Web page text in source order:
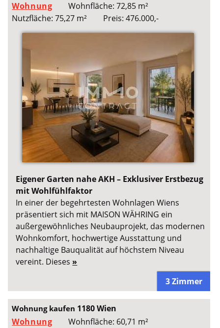
Wohnung
Wohnfläche: 72,85 m²
Nutzfläche: 75,27 m²
Preis: 476.000,-
Eigener Garten nahe AKH – Exklusiver Erstbezug
mit Wohlfühlfaktor
In einer der begehrtesten Wohnlagen Wiens
präsentiert sich mit MAISON WÄHRING ein
außergewöhnliches Neubauprojekt, das modernen
Wohnkomfort, hochwertige Ausstattung und
nachhaltige Bauqualität auf höchstem Niveau
vereint. Dieses »
3 Zimmer
Wohnung kaufen 1180 Wien
Wohnung
Wohnfläche: 60,71 m²